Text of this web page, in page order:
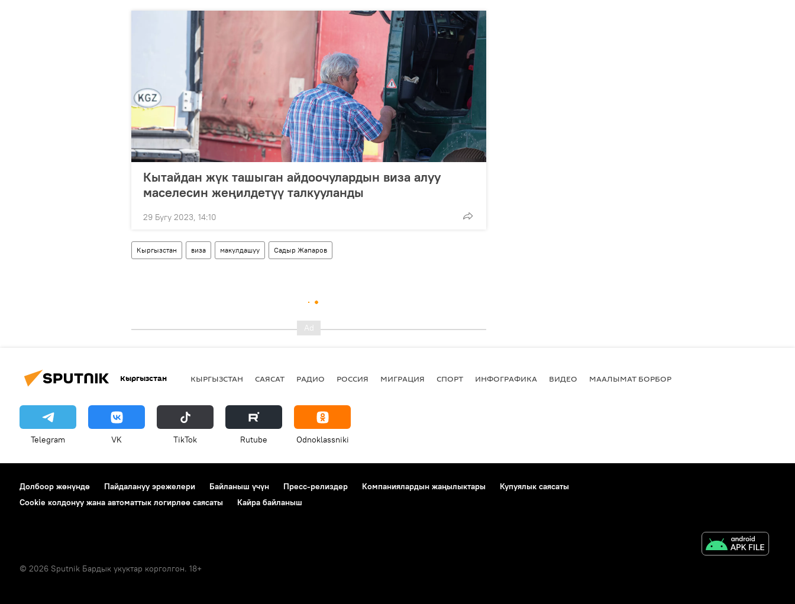
Кытайдан жүк ташыган айдоочулардын виза алуу
маселесин жеңилдетүү талкууланды
29 Бугу 2023, 14:10
Кыргызстан виза макулдашуу Садыр Жапаров
Кыргызстан КЫРГЫЗСТАН САЯСАТ РАДИО РОССИЯ МИГРАЦИЯ СПОРТ ИНФОГРАФИКА ВИДЕО МААЛЫМАТ БОРБОР
Telegram VK ТikТоk Rutube Odnoklassniki
Долбоор жөнүндө Пайдалануу эрежелери Байланыш үчүн Пресс-релиздер Компаниялардын жаңылыктары
Купуялык саясаты
Cookie колдонуу жана автоматтык логирлөө саясаты
Кайра байланыш
© 2026 Sputnik Бардык укуктар корголгон. 18+